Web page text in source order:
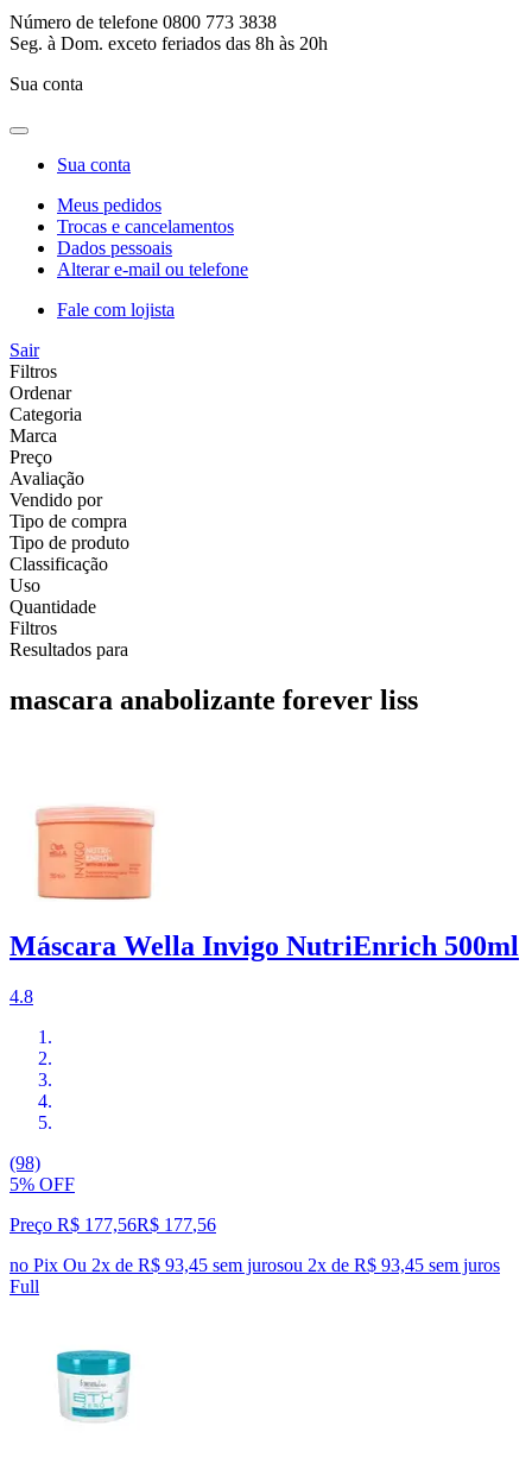
Número de telefone 0800 773 3838
Seg. à Dom. exceto feriados das 8h às 20h
Sua conta
Sua conta
Meus pedidos
Trocas e cancelamentos
Dados pessoais
Alterar e-mail ou telefone
Fale com lojista
Sair
Filtros
Ordenar
Categoria
Marca
Preço
Avaliação
Vendido por
Tipo de compra
Tipo de produto
Classificação
Uso
Quantidade
Filtros
Resultados para
mascara anabolizante forever liss
Máscara Wella Invigo NutriEnrich 500ml
4.8
(98)
5% OFF
Preço R$ 177,56R$ 177,56
no Pix Ou 2x de R$ 93,45 sem jurosou 2x de R$ 93,45 sem juros
Full